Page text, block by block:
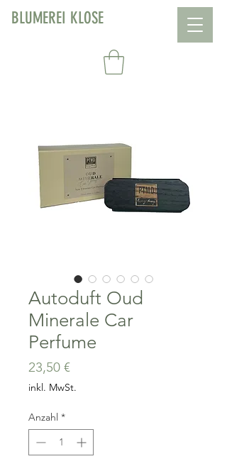
BLUMEREI KLOSE
Autoduft Oud
Minerale Car
Perfume
23,50 €Preis
inkl. MwSt.
Anzahl *